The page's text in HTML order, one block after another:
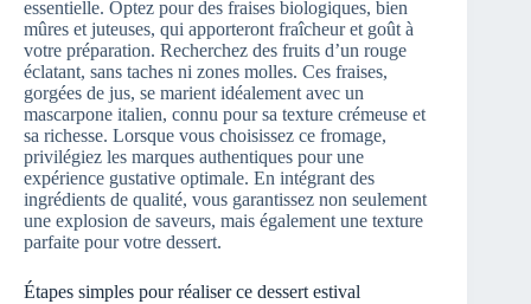
essentielle. Optez pour des fraises biologiques, bien
mûres et juteuses, qui apporteront fraîcheur et goût à
votre préparation. Recherchez des fruits d’un rouge
éclatant, sans taches ni zones molles. Ces fraises,
gorgées de jus, se marient idéalement avec un
mascarpone italien, connu pour sa texture crémeuse et
sa richesse. Lorsque vous choisissez ce fromage,
privilégiez les marques authentiques pour une
expérience gustative optimale. En intégrant des
ingrédients de qualité, vous garantissez non seulement
une explosion de saveurs, mais également une texture
parfaite pour votre dessert.
Étapes simples pour réaliser ce dessert estival